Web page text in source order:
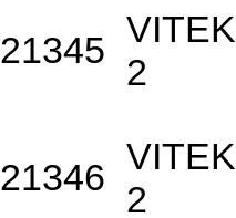
21345 VITEK
2
21346 VITEK
2